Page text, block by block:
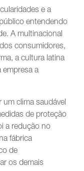
e a
entendendo
A multinacional
consumidores,
a cultura latina
empresa a
um clima saudável
de proteção
a redução no
fábrica
de
os demais